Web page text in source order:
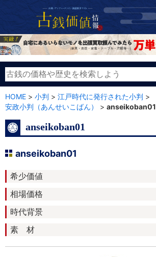
HOME > 小判 > 江戸時代に発行された小判 >
安政小判（あんせいこばん）
> anseikoban01
anseikoban01
anseikoban01
希少価値
相場価格
時代背景
素 材